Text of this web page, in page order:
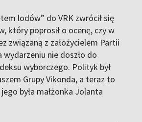
lodów” do VRK zwrócił się
który poprosił o ocenę, czy w
związaną z założycielem Partii
wydarzeniu nie doszło do
wyborczego. Polityk był
Grupy Vikonda, a teraz to
była małżonka Jolanta